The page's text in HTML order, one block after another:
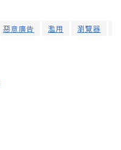
惡意廣告 濫用 瀏覽器